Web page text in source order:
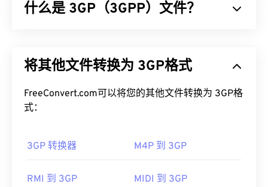
窄带信号，因此不适合用作音乐文件。
默认情况下，3GA 文件可在VLC 媒体播放器
的录音机应用程序中打开。由于 3GA 文件常用于彩
信，因此大多数
Classic、 RealPlayer MPlayer。如果打开 3GA 文
件时出现问题，请重命名文件，使其包含扩展名
什么是 3GP（3GPP）文件？
网络是全球移动通信系统 ( GSM ) 的标准。由于
网络上的手机通过高速无线连接捕获、保存、传送和
播放媒体。
如何打开 3GP 文件？
然 3GP 是为移动设备设计的，但该文件格式在大多
将其他文件转换为 3GP格式
FreeConvert.com可以将您的其他文件转换为 3GP格
式：
3GP 转换器 M4P 到 3GP
RMI 到 3GP MIDI 到 3GP